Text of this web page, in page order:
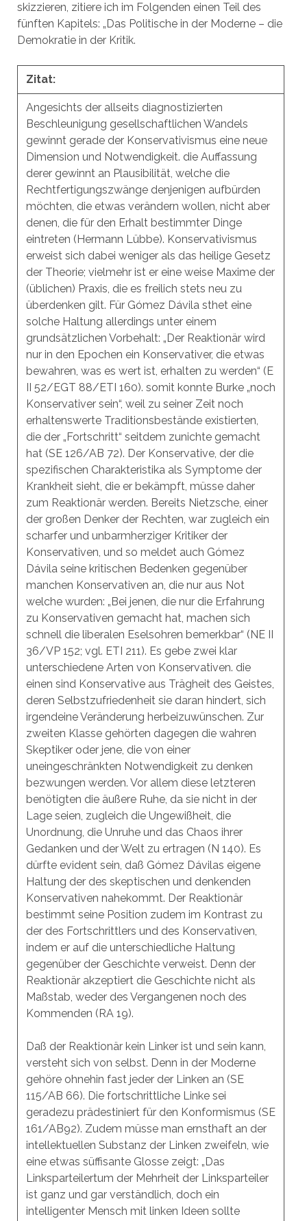
skizzieren, zitiere ich im Folgenden einen Teil des
fünften Kapitels: „Das Politische in der Moderne – die
Demokratie in der Kritik.
Zitat:
Angesichts der allseits diagnostizierten
Beschleunigung gesellschaftlichen Wandels
gewinnt gerade der Konservativismus eine neue
Dimension und Notwendigkeit. die Auffassung
derer gewinnt an Plausibilität, welche die
Rechtfertigungszwänge denjenigen aufbürden
möchten, die etwas verändern wollen, nicht aber
denen, die für den Erhalt bestimmter Dinge
eintreten (Hermann Lübbe). Konservativismus
erweist sich dabei weniger als das heilige Gesetz
der Theorie; vielmehr ist er eine weise Maxime der
(üblichen) Praxis, die es freilich stets neu zu
überdenken gilt. Für Gómez Dávila sthet eine
solche Haltung allerdings unter einem
grundsätzlichen Vorbehalt: „Der Reaktionär wird
nur in den Epochen ein Konservativer, die etwas
bewahren, was es wert ist, erhalten zu werden“ (E
II 52/EGT 88/ETI 160). somit konnte Burke „noch
Konservativer sein“, weil zu seiner Zeit noch
erhaltenswerte Traditionsbestände existierten,
die der „Fortschritt“ seitdem zunichte gemacht
hat (SE 126/AB 72). Der Konservative, der die
spezifischen Charakteristika als Symptome der
Krankheit sieht, die er bekämpft, müsse daher
zum Reaktionär werden. Bereits Nietzsche, einer
der großen Denker der Rechten, war zugleich ein
scharfer und unbarmherziger Kritiker der
Konservativen, und so meldet auch Gómez
Dávila seine kritischen Bedenken gegenüber
manchen Konservativen an, die nur aus Not
welche wurden: „Bei jenen, die nur die Erfahrung
zu Konservativen gemacht hat, machen sich
schnell die liberalen Eselsohren bemerkbar“ (NE II
36/VP 152; vgl. ETI 211). Es gebe zwei klar
unterschiedene Arten von Konservativen. die
einen sind Konservative aus Trägheit des Geistes,
deren Selbstzufriedenheit sie daran hindert, sich
irgendeine Veränderung herbeizuwünschen. Zur
zweiten Klasse gehörten dagegen die wahren
Skeptiker oder jene, die von einer
uneingeschränkten Notwendigkeit zu denken
bezwungen werden. Vor allem diese letzteren
benötigten die äußere Ruhe, da sie nicht in der
Lage seien, zugleich die Ungewißheit, die
Unordnung, die Unruhe und das Chaos ihrer
Gedanken und der Welt zu ertragen (N 140). Es
dürfte evident sein, daß Gómez Dávilas eigene
Haltung der des skeptischen und denkenden
Konservativen nahekommt. Der Reaktionär
bestimmt seine Position zudem im Kontrast zu
der des Fortschrittlers und des Konservativen,
indem er auf die unterschiedliche Haltung
gegenüber der Geschichte verweist. Denn der
Reaktionär akzeptiert die Geschichte nicht als
Maßstab, weder des Vergangenen noch des
Kommenden (RA 19).
Daß der Reaktionär kein Linker ist und sein kann,
versteht sich von selbst. Denn in der Moderne
gehöre ohnehin fast jeder der Linken an (SE
115/AB 66). Die fortschrittliche Linke sei
geradezu prädestiniert für den Konformismus (SE
161/AB92). Zudem müsse man ernsthaft an der
intellektuellen Substanz der Linken zweifeln, wie
eine etwas süffisante Glosse zeigt: „Das
Linksparteilertum der Mehrheit der Linksparteiler
ist ganz und gar verständlich, doch ein
intelligenter Mensch mit linken Ideen sollte